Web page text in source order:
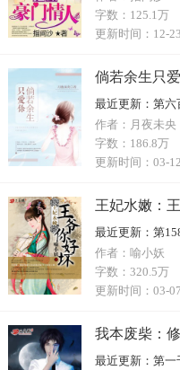
字数： 125.1万
更新时间： 12-
倘若余生只
最近更新： 第六
作者： 月夜未央
字数： 186.8万
更新时间： 03-
王妃水嫩：
最近更新： 第
作者： 喻小妖
字数： 320.5万
更新时间： 03-
我本废柴：
最近更新： 第一